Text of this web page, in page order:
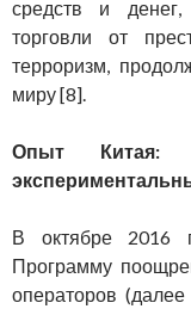
средств и
торговли от
терроризм,
миру [8].
Опыт Китая:
В октябре 2016
Программу
операторов